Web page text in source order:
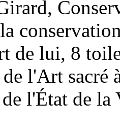
de lui, 8
l'Art sacré
l'État de la